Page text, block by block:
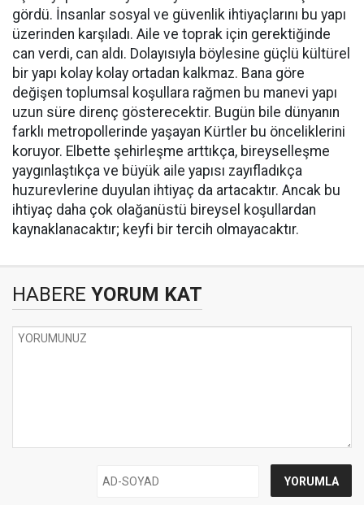
gördü. İnsanlar sosyal ve güvenlik ihtiyaçlarını bu yapı
üzerinden karşıladı. Aile ve toprak için gerektiğinde
can verdi, can aldı. Dolayısıyla böylesine güçlü kültürel
bir yapı kolay kolay ortadan kalkmaz. Bana göre
değişen toplumsal koşullara rağmen bu manevi yapı
uzun süre direnç gösterecektir. Bugün bile dünyanın
farklı metropollerinde yaşayan Kürtler bu önceliklerini
koruyor. Elbette şehirleşme arttıkça, bireyselleşme
yaygınlaştıkça ve büyük aile yapısı zayıfladıkça
huzurevlerine duyulan ihtiyaç da artacaktır. Ancak bu
ihtiyaç daha çok olağanüstü bireysel koşullardan
kaynaklanacaktır; keyfi bir tercih olmayacaktır.
HABERE YORUM KAT